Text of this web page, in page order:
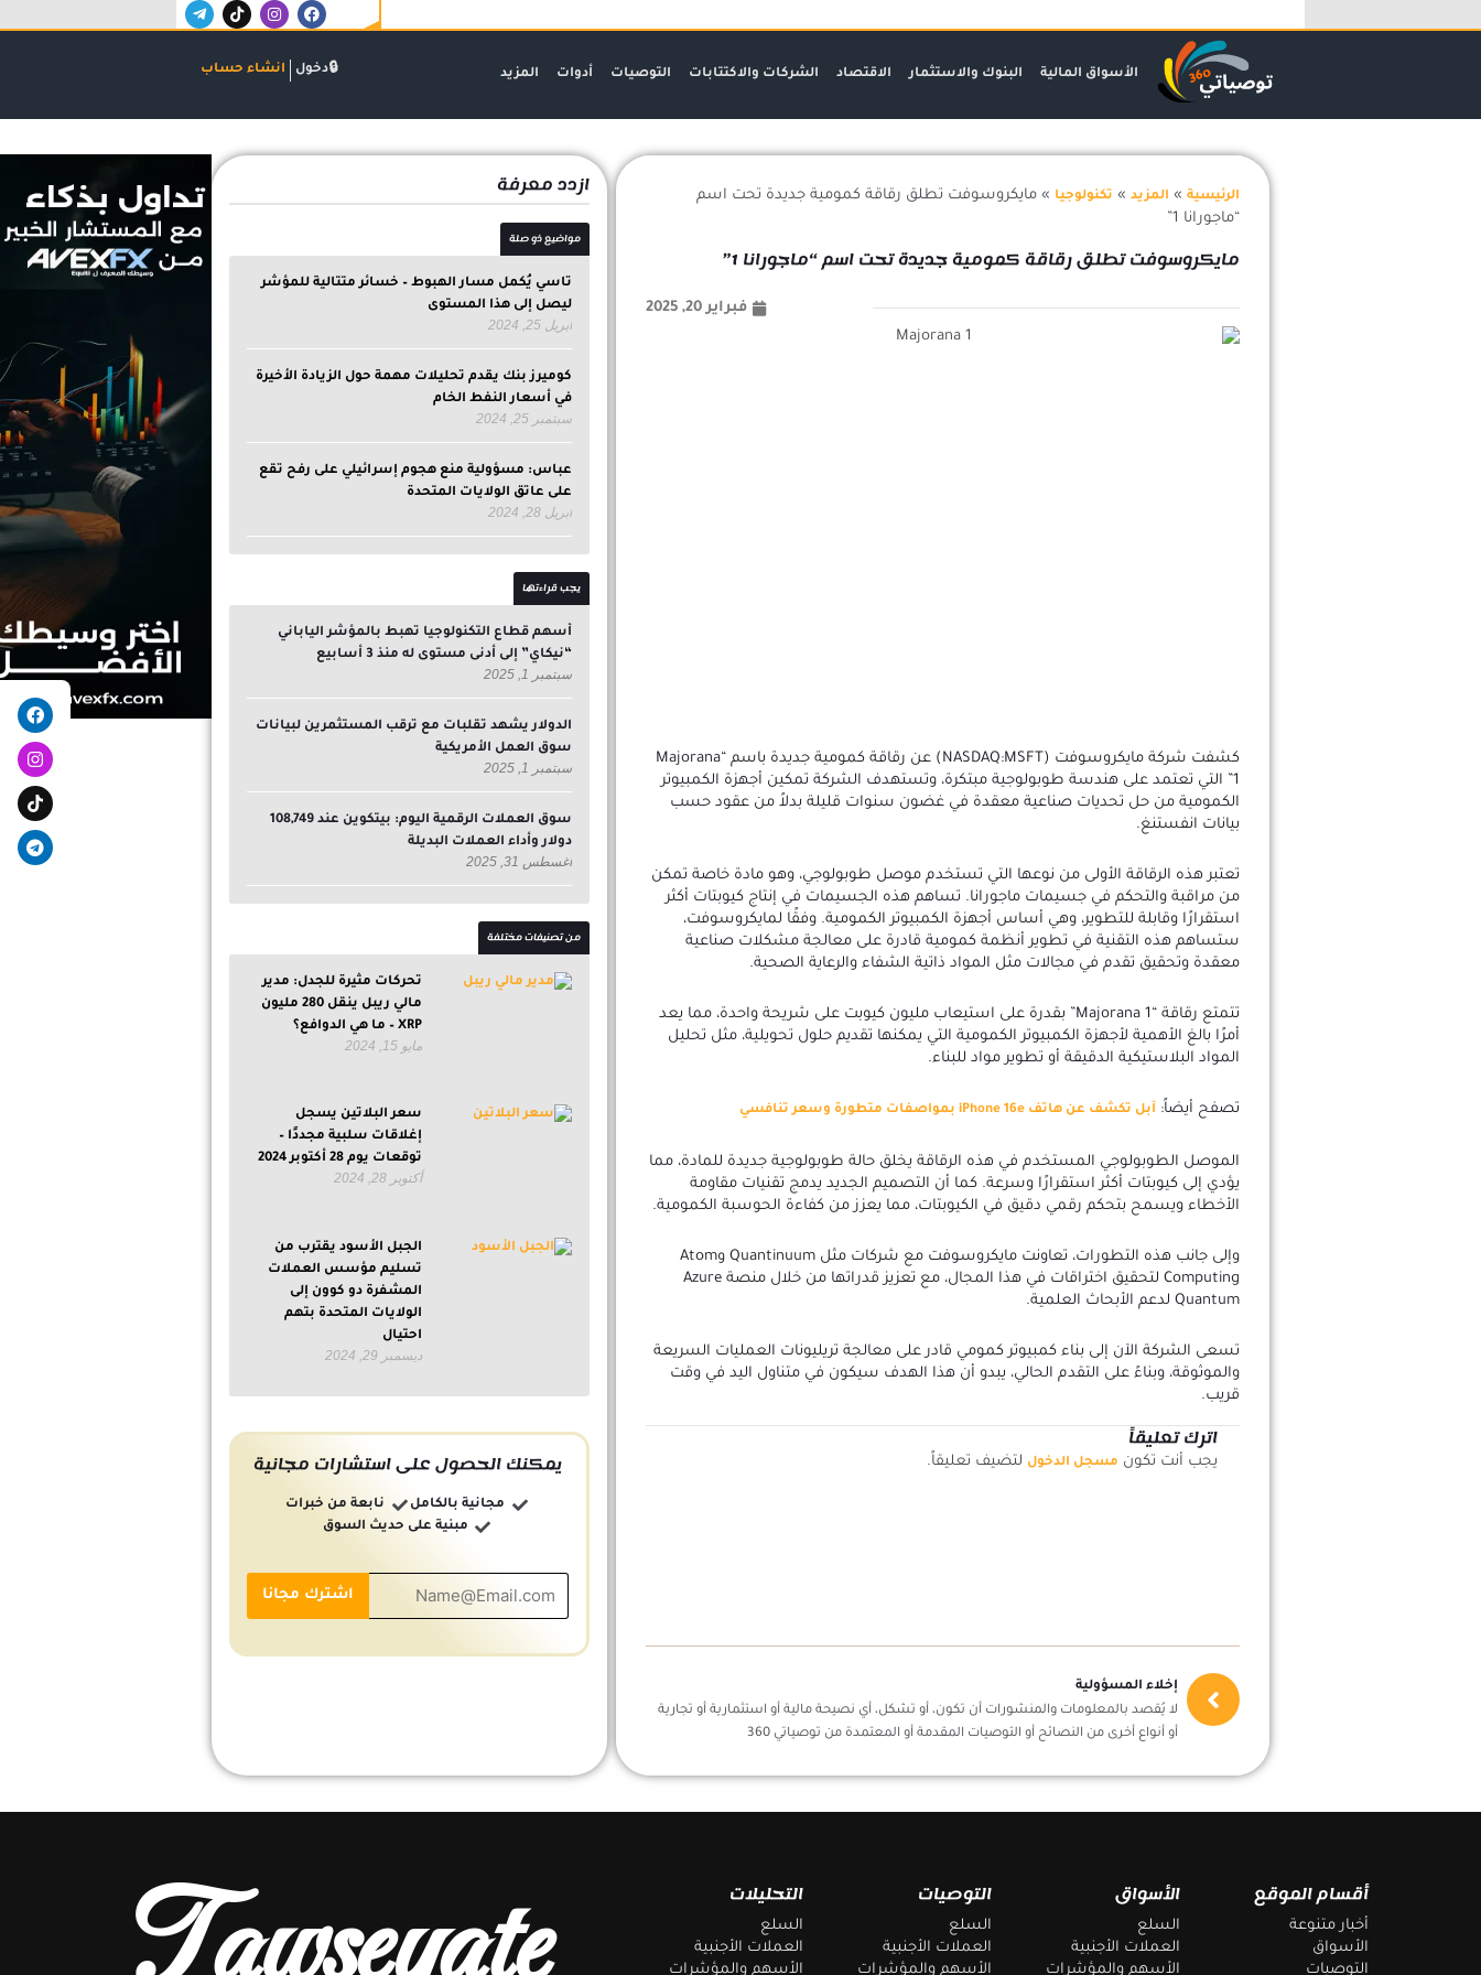
إلى
F
a
b
I
n
a
T
i
o
T
e
n
e
الأسواق المالية البنوك والاستثمار الاقتصاد الشركات والاكتتابات التوصيات أدوات المزيد دخول انشاء حساب
الرئيسية » المزيد » تكنولوجيا » مايكروسوفت تطلق رقاقة كمومية جديدة تحت اسم
“ماجورانا 1”
مايكروسوفت تطلق رقاقة كمومية جديدة تحت اسم “ماجورانا 1”
فبراير 20, 2025
كشفت شركة مايكروسوفت (NASDAQ:MSFT) عن رقاقة كمومية جديدة باسم “Majorana
1” التي تعتمد على هندسة طوبولوجية مبتكرة، وتستهدف الشركة تمكين أجهزة الكمبيوتر
الكمومية من حل تحديات صناعية معقدة في غضون سنوات قليلة بدلاً من عقود حسب
بيانات انفستنغ.
تعتبر هذه الرقاقة الأولى من نوعها التي تستخدم موصل طوبولوجي، وهو مادة خاصة تمكن
من مراقبة والتحكم في جسيمات ماجورانا. تساهم هذه الجسيمات في إنتاج كيوبتات أكثر
استقرارًا وقابلة للتطوير، وهي أساس أجهزة الكمبيوتر الكمومية. وفقًا لمايكروسوفت،
ستساهم هذه التقنية في تطوير أنظمة كمومية قادرة على معالجة مشكلات صناعية
معقدة وتحقيق تقدم في مجالات مثل المواد ذاتية الشفاء والرعاية الصحية.
تتمتع رقاقة “Majorana 1” بقدرة على استيعاب مليون كيوبت على شريحة واحدة، مما يعد
أمرًا بالغ الأهمية لأجهزة الكمبيوتر الكمومية التي يمكنها تقديم حلول تحويلية، مثل تحليل
المواد البلاستيكية الدقيقة أو تطوير مواد للبناء.
تصفح أيضاً: آبل تكشف عن هاتف iPhone 16e بمواصفات متطورة وسعر تنافسي
الموصل الطوبولوجي المستخدم في هذه الرقاقة يخلق حالة طوبولوجية جديدة للمادة، مما
يؤدي إلى كيوبتات أكثر استقرارًا وسرعة. كما أن التصميم الجديد يدمج تقنيات مقاومة
الأخطاء ويسمح بتحكم رقمي دقيق في الكيوبتات، مما يعزز من كفاءة الحوسبة الكمومية.
وإلى جانب هذه التطورات، تعاونت مايكروسوفت مع شركات مثل Quantinuum وAtom
Computing لتحقيق اختراقات في هذا المجال، مع تعزيز قدراتها من خلال منصة Azure
Quantum لدعم الأبحاث العلمية.
تسعى الشركة الآن إلى بناء كمبيوتر كمومي قادر على معالجة تريليونات العمليات السريعة
والموثوقة، وبناءً على التقدم الحالي، يبدو أن هذا الهدف سيكون في متناول اليد في وقت
قريب.
اترك تعليقاً
يجب أنت تكون مسجل الدخول لتضيف تعليقاً.
إخلاء المسؤولية
لا يُقصد بالمعلومات والمنشورات أن تكون، أو تشكل، أي نصيحة مالية أو استثمارية أو تجارية
أو أنواع أخرى من النصائح أو التوصيات المقدمة أو المعتمدة من توصياتي 360
ازدد معرفة
مواضيع ذو صلة
تاسي يُكمل مسار الهبوط – خسائر متتالية للمؤشر
ليصل إلى هذا المستوى
أبريل 25, 2024
كوميرز بنك يقدم تحليلات مهمة حول الزيادة الأخيرة
في أسعار النفط الخام
سبتمبر 25, 2024
عباس: مسؤولية منع هجوم إسرائيلي على رفح تقع
على عاتق الولايات المتحدة
أبريل 28, 2024
يجب قراءتها
أسهم قطاع التكنولوجيا تهبط بالمؤشر الياباني
“نيكاي” إلى أدنى مستوى له منذ 3 أسابيع
سبتمبر 1, 2025
الدولار يشهد تقلبات مع ترقب المستثمرين لبيانات
سوق العمل الأمريكية
سبتمبر 1, 2025
سوق العملات الرقمية اليوم: بيتكوين عند 108,749
دولار وأداء العملات البديلة
أغسطس 31, 2025
من تصنيفات مختلفة
تحركات مثيرة للجدل: مدير
مالي ريبل ينقل 280 مليون
XRP – ما هي الدوافع؟
مايو 15, 2024
سعر البلاتين يسجل
إغلاقات سلبية مجددًا –
توقعات يوم 28 أكتوبر 2024
أكتوبر 28, 2024
الجبل الأسود يقترب من
تسليم مؤسس العملات
المشفرة دو كوون إلى
الولايات المتحدة بتهم
احتيال
ديسمبر 29, 2024
يمكنك الحصول على استشارات مجانية
مجانية بالكامل
نابعة من خبرات
مبنية على حديث السوق
أقسام الموقع
أخبار متنوعة
الأسواق
التوصيات
الأسواق
السلع
العملات الأجنبية
الأسهم والمؤشرات
التوصيات
السلع
العملات الأجنبية
الأسهم والمؤشرات
التحليلات
السلع
العملات الأجنبية
الأسهم والمؤشرات